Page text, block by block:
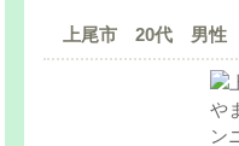
上尾市 20代 男性